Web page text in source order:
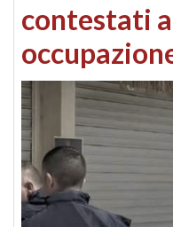
contestati